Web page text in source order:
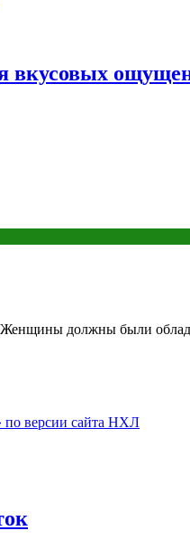
вкусовых
должны были
по версии сайта НХЛ